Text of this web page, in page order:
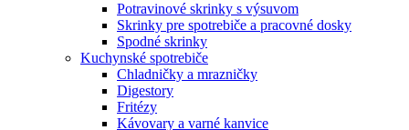
Potravinové skrinky s výsuvom
Skrinky pre spotrebiče a pracovné dosky
Spodné skrinky
Kuchynské spotrebiče
Chladničky a mrazničky
Digestory
Fritézy
Kávovary a varné kanvice